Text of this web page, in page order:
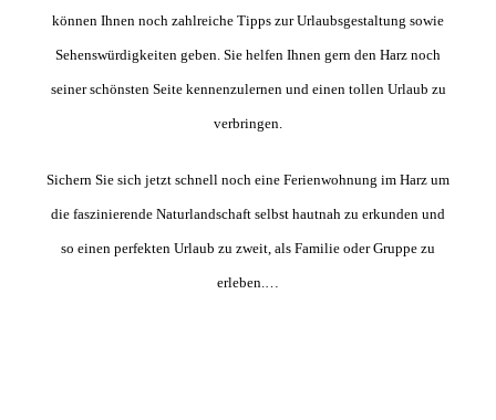
können Ihnen noch zahlreiche Tipps zur Urlaubsgestaltung sowie
Sehenswürdigkeiten geben. Sie helfen Ihnen gern den Harz noch
seiner schönsten Seite kennenzulernen und einen tollen Urlaub zu
verbringen.
Sichern Sie sich jetzt schnell noch eine Ferienwohnung im Harz um
die faszinierende Naturlandschaft selbst hautnah zu erkunden und
so einen perfekten Urlaub zu zweit, als Familie oder Gruppe zu
erleben.…